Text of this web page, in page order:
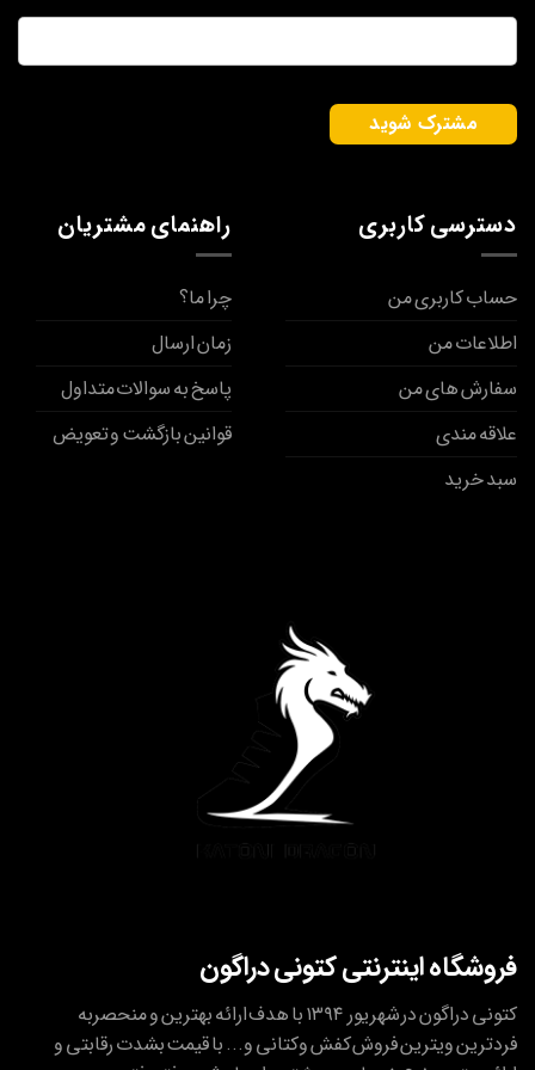
دسترسی کاربری
حساب کاربری من
اطلاعات من
سفارش های من
علاقه مندی
سبد خرید
ایمیل*
راهنمای مشتریان
چرا ما؟
زمان ارسال
پاسخ به سوالات متداول
قوانین بازگشت و تعویض
فروشگاه اینترنتی کتونی دراگون
کتونی دراگون در شهریور ۱۳۹۴ با هدف ارائه بهترین و منحصربه
فردترین ویترین فروش کفش وکتانی و... با قیمت بشدت رقابتی و